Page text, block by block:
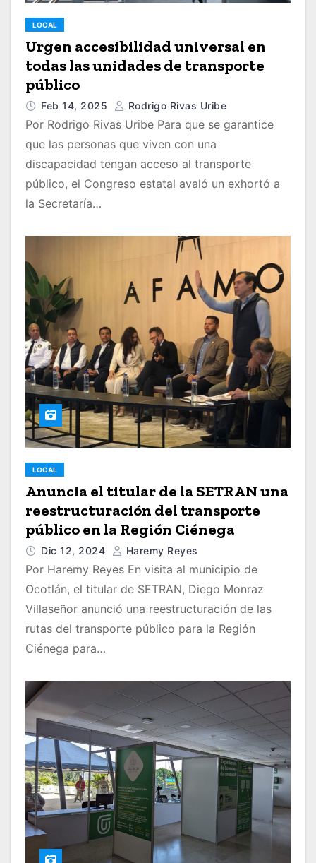
LOCAL
Urgen accesibilidad universal en
todas las unidades de transporte
público
Feb 14, 2025 Rodrigo Rivas Uribe
Por Rodrigo Rivas Uribe Para que se garantice
que las personas que viven con una
discapacidad tengan acceso al transporte
público, el Congreso estatal avaló un exhortó a
la Secretaría…
LOCAL
Anuncia el titular de la SETRAN una
reestructuración del transporte
público en la Región Ciénega
Dic 12, 2024 Haremy Reyes
Por Haremy Reyes En visita al municipio de
Ocotlán, el titular de SETRAN, Diego Monraz
Villaseñor anunció una reestructuración de las
rutas del transporte público para la Región
Ciénega para…